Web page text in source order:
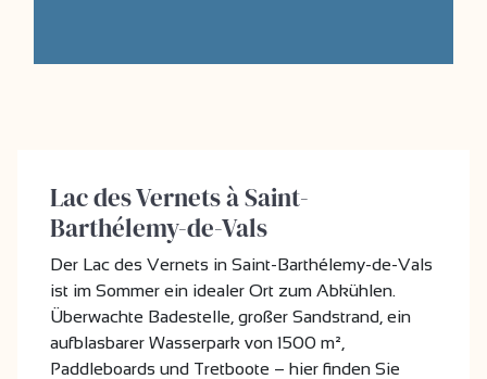
Lac des Vernets à Saint-
Barthélemy-de-Vals
Der Lac des Vernets in Saint-Barthélemy-de-Vals
ist im Sommer ein idealer Ort zum Abkühlen.
Überwachte Badestelle, großer Sandstrand, ein
aufblasbarer Wasserpark von 1500 m²,
Paddleboards und Tretboote – hier finden Sie